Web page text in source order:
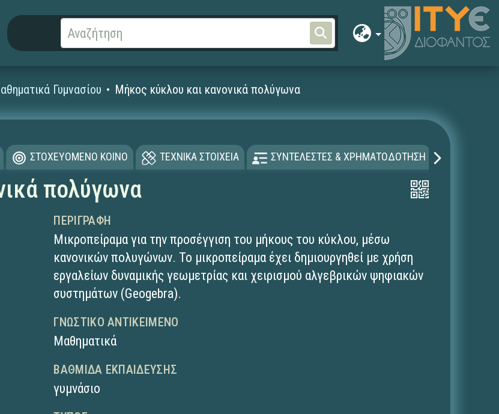
Γυμνασίου Μήκος κύκλου και κανονικά πολύγωνα
ΣΤΟΧΕΥΟΜΕΝΟ ΚΟΙΝΟ ΤΕΧΝΙΚΑ ΣΤΟΙΧΕΙΑ ΣΥΝΤΕΛΕΣΤΕΣ & ΧΡΗΜΑΤΟΔΟΤΗΣΗ
πολύγωνα
ΠΕΡΙΓΡΑΦΉ
Μικροπείραμα για την προσέγγιση του μήκους του κύκλου, μέσω
κανονικών πολυγώνων. To μικροπείραμα έχει δημιουργηθεί με χρήση
εργαλείων δυναμικής γεωμετρίας και χειρισμού αλγεβρικών ψηφιακών
συστημάτων (Geogebra).
ΓΝΩΣΤΙΚΌ ΑΝΤΙΚΕΊΜΕΝΟ
Μαθηματικά
ΒΑΘΜΊΔΑ ΕΚΠΑΊΔΕΥΣΗΣ
γυμνάσιο